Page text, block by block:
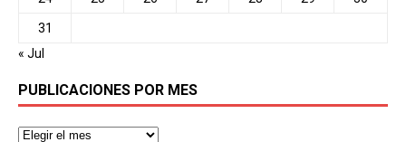
31
« Jul
PUBLICACIONES POR MES